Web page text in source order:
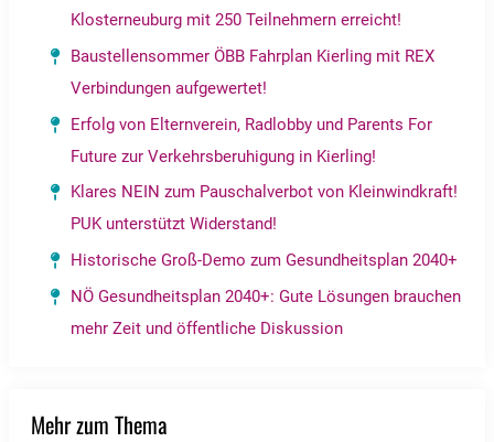
Klosterneuburg mit 250 Teilnehmern erreicht!
Baustellensommer ÖBB Fahrplan Kierling mit REX
Verbindungen aufgewertet!
Erfolg von Elternverein, Radlobby und Parents For
Future zur Verkehrsberuhigung in Kierling!
Klares NEIN zum Pauschalverbot von Kleinwindkraft!
PUK unterstützt Widerstand!
Historische Groß-Demo zum Gesundheitsplan 2040+
NÖ Gesundheitsplan 2040+: Gute Lösungen brauchen
mehr Zeit und öffentliche Diskussion
Mehr zum Thema